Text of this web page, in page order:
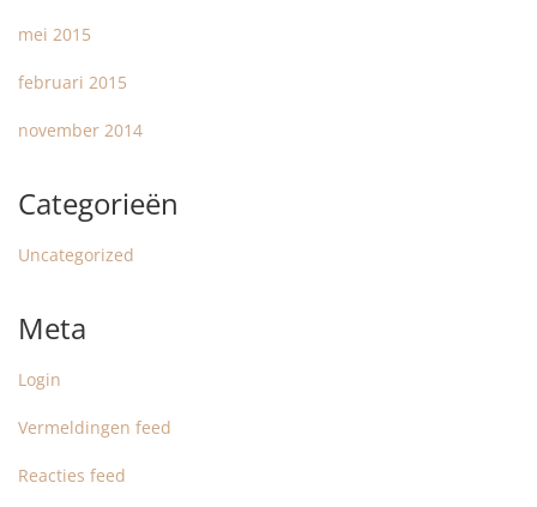
mei 2015
februari 2015
november 2014
Categorieën
Uncategorized
Meta
Login
Vermeldingen feed
Reacties feed